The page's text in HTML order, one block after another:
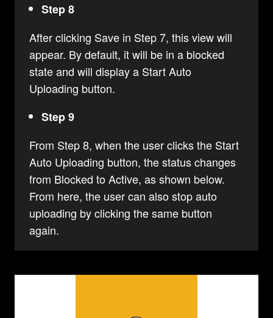
Step 8
After clicking Save in Step 7, this view will
appear. By default, it will be in a blocked
state and will display a Start Auto
Uploading button.
Step 9
From Step 8, when the user clicks the Start
Auto Uploading button, the status changes
from Blocked to Active, as shown below.
From here, the user can also stop auto
uploading by clicking the same button
again.